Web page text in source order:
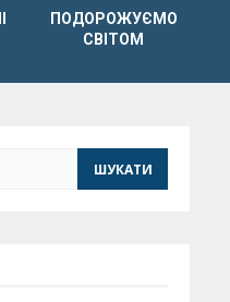
ПОДОРОЖУЄМО
СВІТОМ